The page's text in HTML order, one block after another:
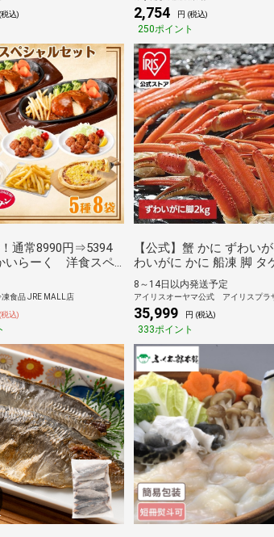
税込) 2,754 円 (税込)
250ポイント
！通常8990円⇒5394
いらーく 洋食スペ
食品 JRE MALL店
税込)
【公式】蟹 かに ずわい
わいがに かに 船凍 脚 タ
産 【TD】 【代引不可】
8～14日以内発送予定
アイリスオーヤマ公式 アイリスプラ
35,999 円 (税込)
333ポイント